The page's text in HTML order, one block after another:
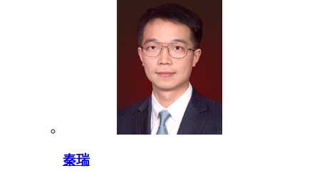
秦瑞